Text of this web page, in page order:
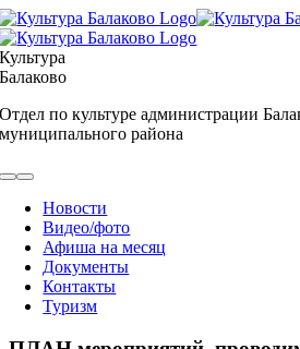
Skip
to
content
Культура
Балаково
Отдел по культуре администрации
муниципального района
Toggle
NavigationНовости
Видео/фото
Афиша на месяц
Документы
Контакты
Туризм